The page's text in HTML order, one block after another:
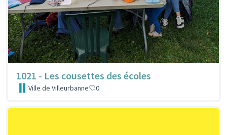
1021 - Les cousettes des écoles
Ville de Villeurbanne 0